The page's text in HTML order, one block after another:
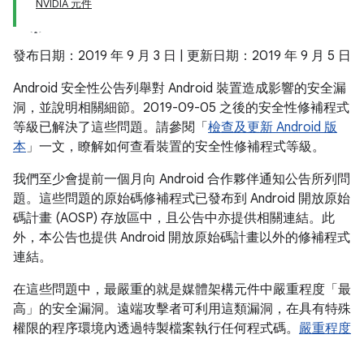
NVIDIA 元件
發布日期：2019 年 9 月 3 日 | 更新日期：2019 年 9 月 5 日
Android 安全性公告列舉對 Android 裝置造成影響的安全漏
洞，並說明相關細節。2019-09-05 之後的安全性修補程式
等級已解決了這些問題。請參閱「 檢查及更新 Android 版
本」一文，瞭解如何查看裝置的安全性修補程式等級。
我們至少會提前一個月向 Android 合作夥伴通知公告所列問
題。這些問題的原始碼修補程式已發布到 Android 開放原始
碼計畫 (AOSP) 存放區中，且公告中亦提供相關連結。此
外，本公告也提供 Android 開放原始碼計畫以外的修補程式
連結。
在這些問題中，最嚴重的就是媒體架構元件中嚴重程度「最
高」的安全漏洞。遠端攻擊者可利用這類漏洞，在具有特殊
權限的程序環境內透過特製檔案執行任何程式碼。 嚴重程度